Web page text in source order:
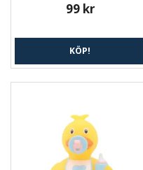
99 kr
KÖP!